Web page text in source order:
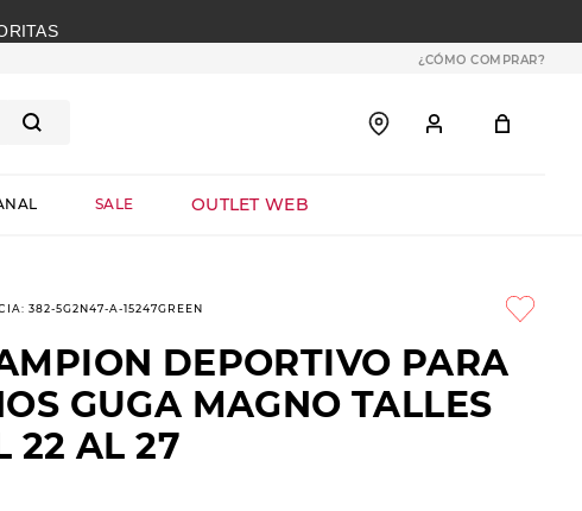
¿CÓMO COMPRAR?
SALE OUTLET WEB
:382-5G2N47-A-15247GREEN
DEPORTIVO PARA
GUGA MAGNO TALLES
22 AL 27